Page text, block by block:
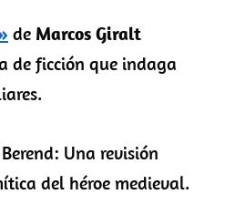
de Marcos Giralt
de ficción que indaga
Una revisión
del héroe medieval.